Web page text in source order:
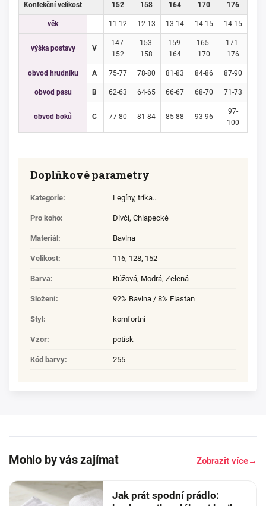
Konfekční velikost 152 158 164 170 176
věk 11-12 12-13 13-14 14-15 14-15
výška postavy V
147-
152
153-
158
159-
164
165-
170
171-
176
obvod hrudníku A 75-77 78-80 81-83 84-86 87-90
obvod pasu B 62-63 64-65 66-67 68-70 71-73
obvod boků C 77-80 81-84 85-88 93-96
97-
100
Doplňkové parametry
Kategorie: Legíny, trika..
Pro koho: Dívčí, Chlapecké
Materiál : Bavlna
Velikost: 116, 128, 152
Barva: Růžová, Modrá, Zelená
Složení: 92% Bavlna / 8% Elastan
Styl : komfortní
Vzor: potisk
Kód barvy: 255
Mohlo by vás zajímat Zobrazit více→
Jak prát spodní prádlo: